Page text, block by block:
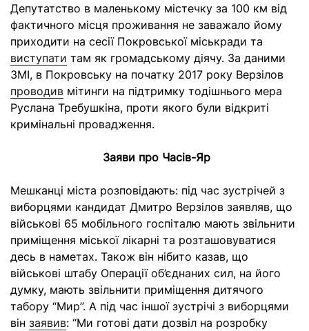
Депутатство в маленькому містечку за 100 км від
фактичного місця проживання не заважало йому
приходити на сесії Покровської міськради та
виступати там як громадському діячу. За даними
ЗМІ, в Покровську на початку 2017 року Верзілов
проводив мітинги на підтримку тодішнього мера
Руслана Требушкіна, проти якого були відкриті
кримінальні провадження.
Заяви про Часів-Яр
Мешканці міста розповідають: під час зустрічей з
виборцями кандидат Дмитро Верзілов заявляв, що
військові 65 мобільного госпіталю мають звільнити
приміщення міської лікарні та розташовуватися
десь в наметах. Також він нібито казав, що
військові штабу Операції об’єднаних сил, на його
думку, мають звільнити приміщення дитячого
табору “Мир”. А під час іншої зустрічі з виборцями
він заявив: “Ми готові дати дозвіл на розробку